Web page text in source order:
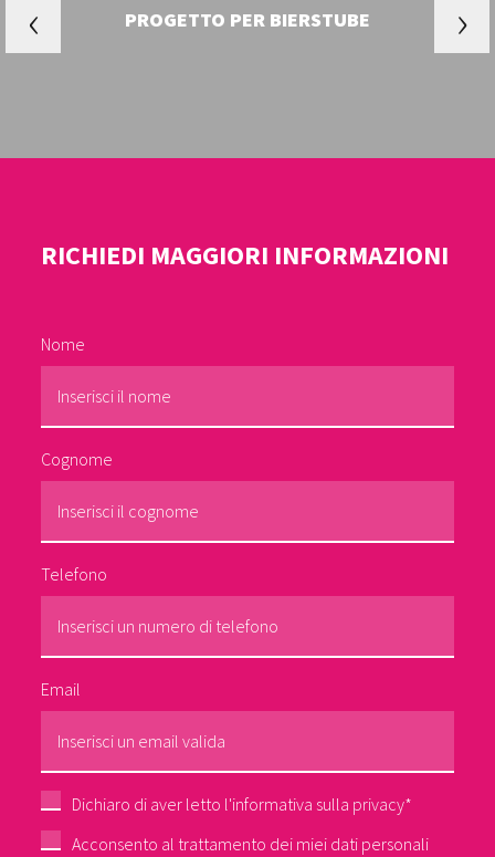
PROGETTO PER BIERSTUBE
RICHIEDI MAGGIORI INFORMAZIONI
Nome
Cognome
Telefono
Email
Dichiaro di aver letto l'informativa sulla privacy*
Acconsento al trattamento dei miei dati personali